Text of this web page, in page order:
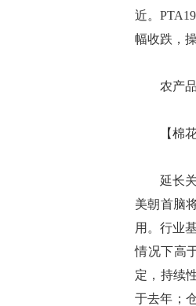
近。
幅收跌，
农产品
【棉花
延长关
美朝首脑
用。行业
情况下高
定，持续
于去年；